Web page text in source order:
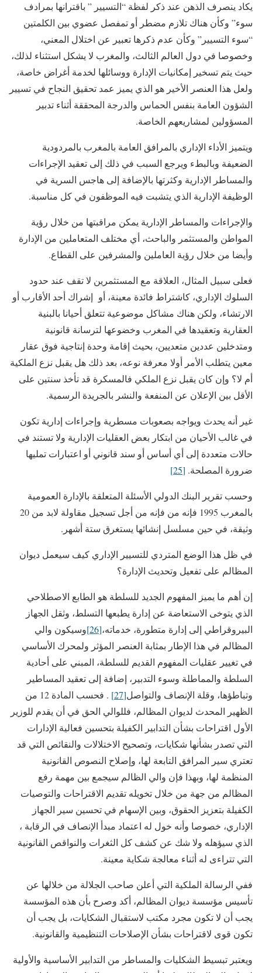
يكاد ينصرف الذهن عند ذكر لفظة “التسيير ” باقترانها بمرادف
سوء” وكأن هناك تلازم مضطر أو تمفصل عضوي بين الكلمتين
“سوء التسيير” وكأن عدم ذكرها تعبير عن اختلال المعني،
وخصوصا في دول العالم الثالث، والمغرب لا يشكل استثناء لذلك،
حيث يتم تسخير إمكانيات الإدارة ووسائلها لخدمة أغراض خاصة،
ولعل هذا العنصر الأخير هو الذي يميز عمد تحقيق النجاح في تسيير
الشؤون العامة بنفس الحماس والدرجة المحققة أثناء تدبير
المسؤولين لمشاريعهم الخاصة.
ويتميز الأداء الإداري بالمرافق العامة بالمغرب بالمردودية
الضعيفة وبالبطء ويرجع السبب في ذلك إلى تعقيد الإجراءات
والمساطر الإدارية وكثرتها بالإضافة إلى هاجس السرية في
الوظيفة الإدارية الذي يتشبت فيه الموظفون في كل مناسبة.
والإجراءات والمساطر الإدارية يمكن مراقبتها من خلال رؤية
المواطن والمستثمر والباحث، أي مختلف المتعاملين من الإدارة
وأيضا من خلال رؤية العاملين والمشرفين على القطاع.
فعلى سبيل المثال، العلاقة مع المستثمرين لا تقف عند حدود
السلوك الإداري، كاشتراط فائدة معينة، أو إشراك أحد الأقارب أو
الارتشاء، ولكن هناك مشاكل موضوعية تتعلق أحيانا بالبنية
العقارية وتعقيدها في المغرب وخضوعها لترسانة قانونية
ومتدخلين عددين متعديين، بحيث إقامة وحدة إنتاجية فوق عقار
معين يتطلب الأمر أولا معرفة نوعه، بعد ذلك هل يقبل نزع الملكية
أم لا؟ وإن كان يقبل نزع الملكي فالمسكرة قد تأخذ سنتين على
الأقل بين الإعلان عن المنفعة والنشر بالجريدة الرسمية.
غير أنه يحدث ويواجه بصعوبات مسطرية وإجراءات إدارية تكون
في غالب الأحيان من ابتكار بعض العقليات الإدارية ولا تستند في
حالات متعددة إلى أي أساس أو سند قانوني أو اعتبارات تمليها
ضرورة المصلحة. [25]
وحسب تقرير البنك الدولي الأسئلة المتعلقة بالإدارة العمومية
بالمغرب 1995 فإنه من فإنه من أجل تسجيل مقاولة لابد من 20
وثيقة، في حين مسلسل إنشائها يستغرق ستة أشهر.
في ظل هذا الوضع المتردي للتسيير الإداري كيف سيعمل ديوان
المظالم على تفعيل وتحديث الإدارة؟
إن أهم ما يميز المفهوم الجديد للسلطة هو الطابع الاصطلاحي
الذي يتوخى الاستعاضة عن إدارة يطبعها التسلط، وثقل الجهاز
البيروقراطي إلى إدارة متطورة، خدماته،[26]
وسيكون والي
المظالم في هذا الإطار بمثابة العنصر المؤثر ولمحرك الأساسي
في تغيير عقليات المفهوم القديم للسلطة، المبني على أحادية
السلطة والمماطلة وسوء التدبير، إضافة إلى تعقيد المساطير
وتباطؤها، وقلة الإنصاف والتواصل[27]
. فحسب المادة 12 من
الظهير المحدث لديوان المظالم، فللوالي الحق في أن يقدم للوزير
الأول اقتراحات بشأن التدابير الكفيلة بتحسين فعالية الإدارات
التي تصدر بشأنها شكايات، وتصحيح الاختلالات والنقائص التي قد
تعتري سير المرافق التابعة لها، وإصلاح النصوص القانونية
المنظمة لها، وبهذا فإن والي الظالم سيجمع بين مهمة رفع
المظالم من جهة من خلال تخويله تقديم الاقتراحات والتوصيات
الكفيلة بتعزيز الحقوق، وبين الإسهام في تحسين سير الجهاز
الإداري، خصوصا وأنه خول له اعتماد مبدأ الإنصاف في الرقابة ،
الذي سيؤهله ولا شك عن كشف كل الثغرات والنواقص القانونية
التي تتراءى له أثناء معالجة شكاية معينة.
ففي الرسالة الملكية التي أعلن صاحب الجلالة من خلالها عن
تأسيس مؤسسة ديوان المظالم، أكد وصرح بأن هذه المؤسسة
يجب أن لا تكون مجرد مكتب لاستقبال الشكايات، بل يجب أن
تكون قوى لاقتراحات بشأن الإصلاحات التنظيمية والقانونية.
ويعتبر تبسيط الشكليات والمساطر من التدابير الأساسية والأولية